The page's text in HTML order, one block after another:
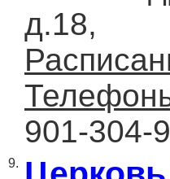
д.18,
901-304-
9.